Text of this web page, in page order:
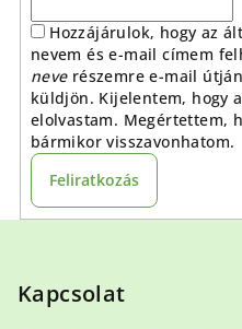
Hozzájárulok, hogy az
nevem és e-mail címem
neverészemre e-mail
küldjön. Kijelentem, hogy
elolvastam. Megértettem,
bármikor visszavonhatom.
Feliratkozás
Kapcsolat